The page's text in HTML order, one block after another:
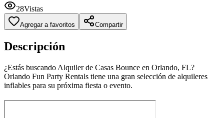
28Vistas
Agregar a favoritos Compartir
Descripción
¿Estás buscando Alquiler de Casas Bounce en Orlando, FL?
Orlando Fun Party Rentals tiene una gran selección de alquileres
inflables para su próxima fiesta o evento.